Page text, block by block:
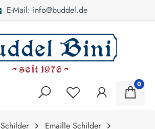
E-Mail: info@buddel.de
0
Schilder
Emaille Schilder